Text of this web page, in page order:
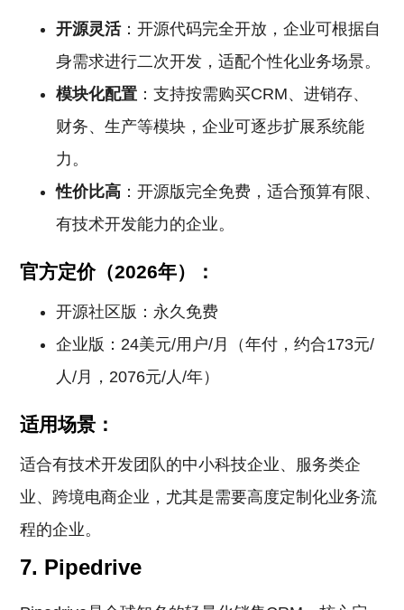
开源灵活：开源代码完全开放，企业可根据自
身需求进行二次开发，适配个性化业务场景。
模块化配置 ：支持按需购买CRM、进销存、
财务、生产等模块，企业可逐步扩展系统能
力。
性价比高 ：开源版完全免费，适合预算有限、
有技术开发能力的企业。
官方定价（2026年）：
开源社区版：永久免费
企业版：24美元/用户/月（年付，约合173元/
人/月，2076元/人/年）
适用场景：
适合有技术开发团队的中小科技企业、服务类企
业、跨境电商企业，尤其是需要高度定制化业务流
程的企业。
7. Pipedrive